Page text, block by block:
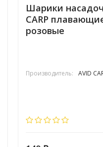
Шарики
CARP
розовые
Производитель: AVID